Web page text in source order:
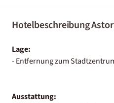
Hotelbeschreibung
Lage:
- Entfernung zum
Ausstattung: